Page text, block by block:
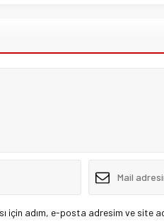
için adım, e-posta adresim ve site